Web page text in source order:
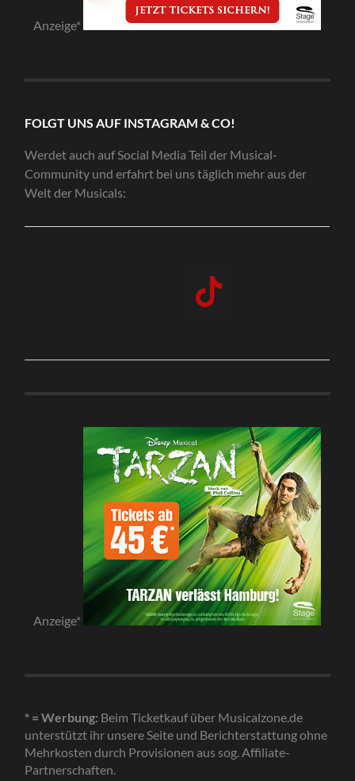
Anzeige*
FOLGT UNS AUF INSTAGRAM & CO!
Werdet auch auf Social Media Teil der Musical-
Community und erfahrt bei uns täglich mehr aus der
Welt der Musicals:
Anzeige*
* = Werbung: Beim Ticketkauf über Musicalzone.de
unterstützt ihr unsere Seite und Berichterstattung ohne
Mehrkosten durch Provisionen aus sog. Affiliate-
Partnerschaften.